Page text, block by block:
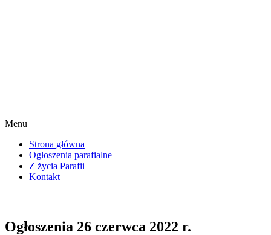
Menu
Strona główna
Ogłoszenia parafialne
Z życia Parafii
Kontakt
Ogłoszenia 26 czerwca 2022 r.